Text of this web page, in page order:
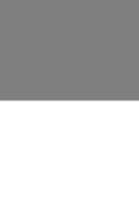
지를 배
퓨터·검
워포인